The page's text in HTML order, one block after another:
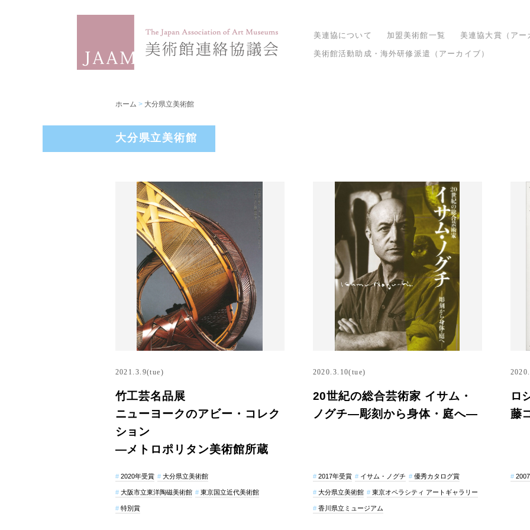
美連協について 加盟美術館一覧 美連協大賞（アー
美術館活動助成・海外研修派遣（アーカイブ）
ホーム > 大分県立美術館
大分県立美術館
2021.3.9(tue)
竹工芸名品展
ニューヨークのアビー・コレク
ション
―メトロポリタン美術館所蔵
2020年受賞 大分県立美術館
大阪市立東洋陶磁美術館 東京国立近代美術館
特別賞
2020.3.10(tue)
20世紀の総合芸術家 イサム・
ノグチ―彫刻から身体・庭へ―
2017年受賞 イサム・ノグチ 優秀カタログ賞
大分県立美術館 東京オペラシティ アートギャラリー
香川県立ミュージアム
ロ
藤